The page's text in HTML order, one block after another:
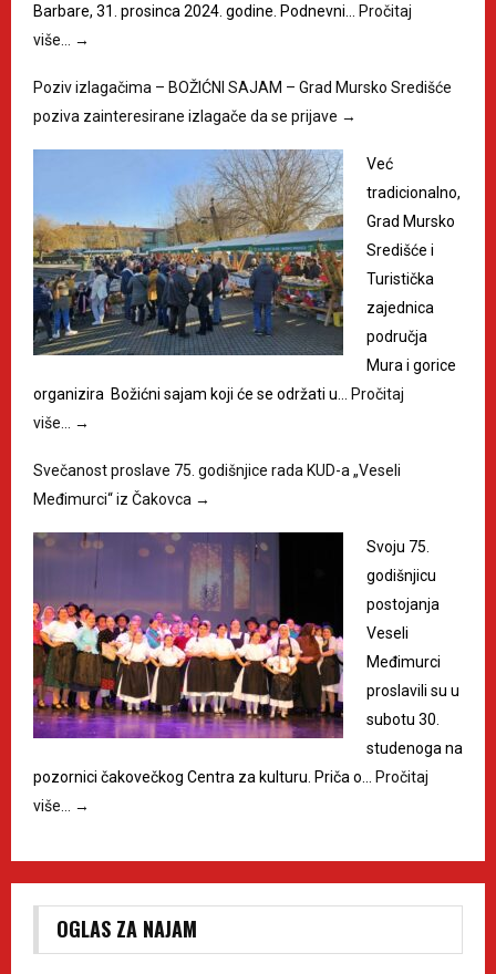
Barbare, 31. prosinca 2024. godine. Podnevni… Pročitaj
više…
→
Poziv izlagačima – BOŽIĆNI SAJAM – Grad Mursko Središće
poziva zainteresirane izlagače da se prijave →
Već
tradicionalno,
Grad Mursko
Središće i
Turistička
zajednica
područja
Mura i gorice
organizira Božićni sajam koji će se održati u… Pročitaj
više…
→
Svečanost proslave 75. godišnjice rada KUD-a „Veseli
Međimurci“ iz Čakovca →
Svoju 75.
godišnjicu
postojanja
Veseli
Međimurci
proslavili su u
subotu 30.
studenoga na
pozornici čakovečkog Centra za kulturu. Priča o… Pročitaj
više…
→
OGLAS ZA NAJAM